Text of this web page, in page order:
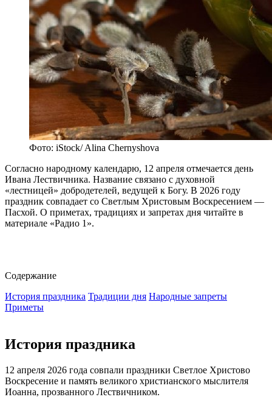
Фото: iStock/ Alina Chernyshova
Согласно народному календарю, 12 апреля отмечается день
Ивана Лествичника. Название связано с духовной
«лестницей» добродетелей, ведущей к Богу. В 2026 году
праздник совпадает со Светлым Христовым Воскресением —
Пасхой. О приметах, традициях и запретах дня читайте в
материале «Радио 1».
Содержание
История праздника Традиции дня Народные запреты
Приметы
История праздника
12 апреля 2026 года совпали праздники Светлое Христово
Воскресение и память великого христианского мыслителя
Иоанна, прозванного Лествичником.